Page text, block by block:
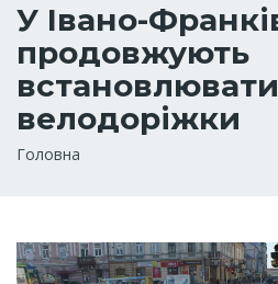
У Івано-
продовжують
встановлювати
велодоріжки
Рядок
Головна